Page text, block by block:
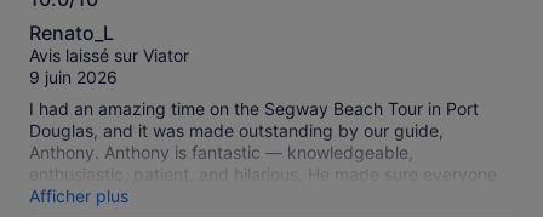
10.0
sur
10
Renato_L
Avis laissé sur Viator
9 juin 2026
I had an amazing time on the Segway Beach Tour in Port
Douglas, and it was made outstanding by our guide,
Anthony. Anthony is fantastic — knowledgeable,
enthusiastic, patient, and hilarious. He made sure everyone
felt confident and safe from the start, gave clear
Afficher plus